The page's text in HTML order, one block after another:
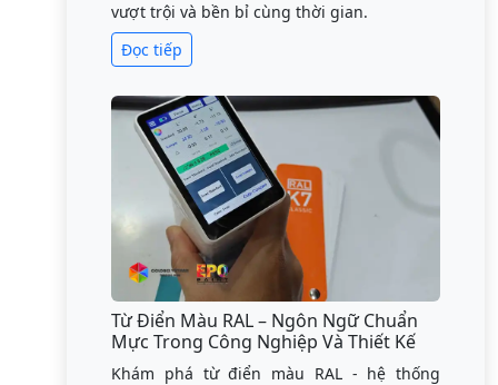
vượt trội và bền bỉ cùng thời gian.
Đọc tiếp
Từ Điển Màu RAL – Ngôn Ngữ Chuẩn
Mực Trong Công Nghiệp Và Thiết Kế
Khám phá từ điển màu RAL - hệ thống